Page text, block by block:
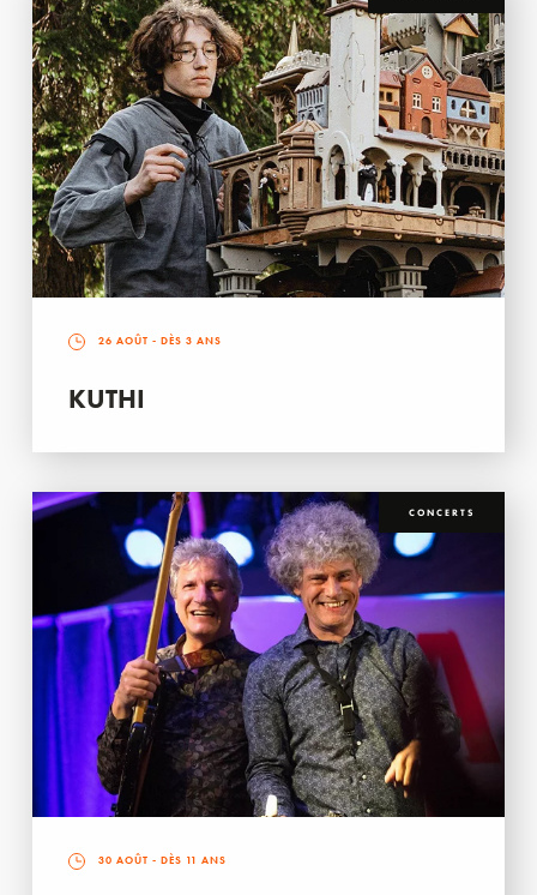
26 AOÛT - DÈS 3 ANS
KUTHI
CONCERTS
30 AOÛT - DÈS 11 ANS